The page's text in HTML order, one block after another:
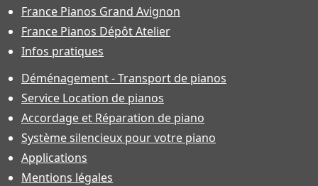
France Pianos Grand Avignon
France Pianos Dépôt Atelier
Infos pratiques
Déménagement - Transport de pianos
Service Location de pianos
Accordage et Réparation de piano
Système silencieux pour votre piano
Applications
Mentions légales